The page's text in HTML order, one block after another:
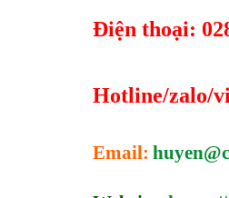
Điện thoại:
Hotline/zalo/
Email: